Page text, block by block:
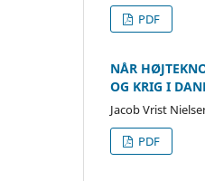
PDF
NÅR
OG KRIG I
Jacob Vrist
PDF